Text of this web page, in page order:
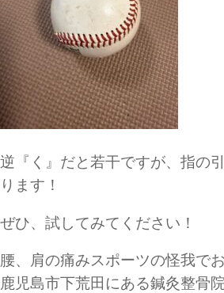
逆『く』だと若干ですが、指の
ります！
ぜひ、試してみてください！
腰、肩の痛みスポーツの怪我で
鹿児島市下荒田にある鍼灸整骨